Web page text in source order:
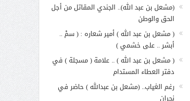
(مشعل بن عبد الله).. الجندي المقاتل من أجل
الحق والوطن
( مشعل بن عبد الله ) أمير شعاره : ( سمْ ..
أبشر .. على خشمي )
( مشعل بن عبد الله ) .. علامة ( مسجلة ) في
دفتر العطاء المستدام
رغم الغياب.. (مشعل بن عبدالله ) حاضر في
نجران